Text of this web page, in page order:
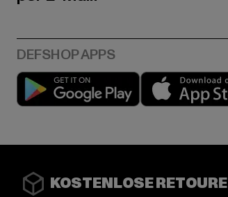
Play market
KOSTENLOSE RETOURE